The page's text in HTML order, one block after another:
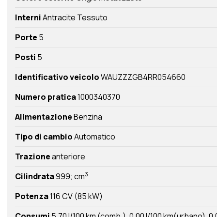
InterniAntracite Tessuto
Porte 5
Posti 5
Identificativo veicoloWAUZZZGB4RR054660
Numero pratica1000340370
AlimentazioneBenzina
Tipo di cambioAutomatico
Trazioneanteriore
Cilindrata999; cm3
Potenza116 CV (85 kW)